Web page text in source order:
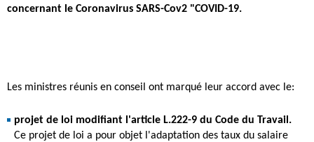
concernant le Coronavirus SARS-Cov2 "COVID-19.
Les ministres réunis en conseil ont marqué leur accord avec le:
projet de loi modifiant l'article L.222-9 du Code du Travail.
Ce projet de loi a pour objet l'adaptation des taux du salaire